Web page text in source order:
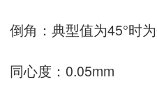
倒角：典型值为45°时
同心度：0.05mm